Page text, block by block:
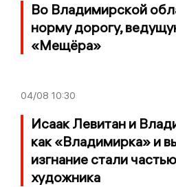
Во Владимирской
норму дорогу,
«Мещёра»
04/08 10:30
Исаак Левитан и
как «Владимирка» и
изгнание стали
художника